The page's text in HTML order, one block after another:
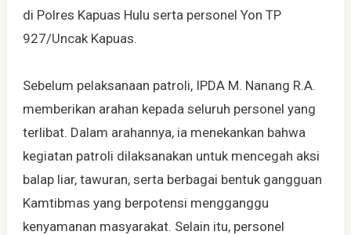
di Polres Kapuas Hulu serta personel Yon TP
927/Uncak Kapuas.
Sebelum pelaksanaan patroli, IPDA M. Nanang R.A.
memberikan arahan kepada seluruh personel yang
terlibat. Dalam arahannya, ia menekankan bahwa
kegiatan patroli dilaksanakan untuk mencegah aksi
balap liar, tawuran, serta berbagai bentuk gangguan
Kamtibmas yang berpotensi mengganggu
kenyamanan masyarakat. Selain itu, personel